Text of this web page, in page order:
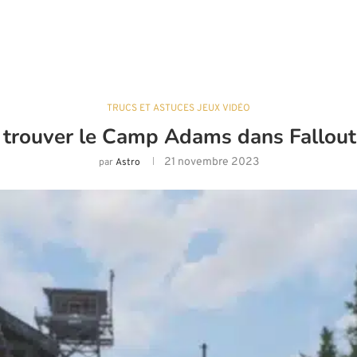
TRUCS ET ASTUCES JEUX VIDÉO
le Camp Adams dans
parAstro 21 novembre 2023